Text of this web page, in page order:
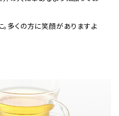
多くの方に笑顔がありますよ